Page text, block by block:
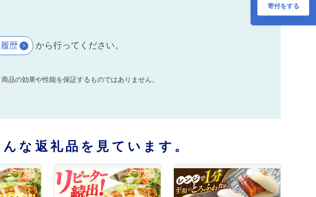
[OAK018] / 野菜ド
レッシング サラダ
寄付をする
歴 から行ってください。
品の効果や性能を保証するものではありません。
な返礼品を見ています。